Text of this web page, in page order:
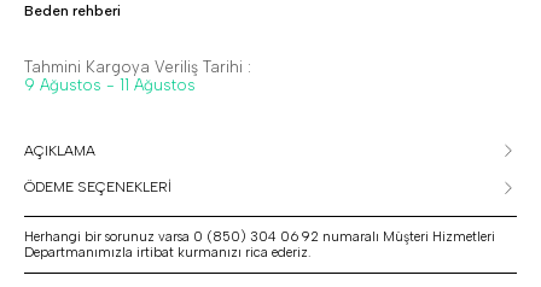
Beden rehberi
Tahmini Kargoya Veriliş Tarihi :
9 Ağustos - 11 Ağustos
AÇIKLAMA
ÖDEME SEÇENEKLERİ
Herhangi bir sorunuz varsa 0 (850) 304 06 92 numaralı Müşteri Hizmetleri
Departmanımızla irtibat kurmanızı rica ederiz.